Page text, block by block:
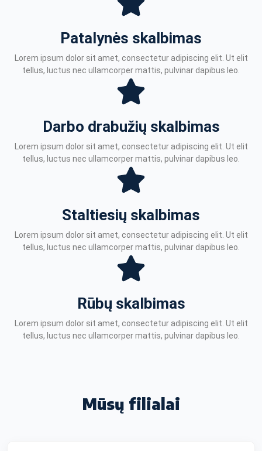
Patalynės skalbimas
Lorem ipsum dolor sit amet, consectetur adipiscing elit. Ut elit
tellus, luctus nec ullamcorper mattis, pulvinar dapibus leo.
Darbo drabužių skalbimas
Lorem ipsum dolor sit amet, consectetur adipiscing elit. Ut elit
tellus, luctus nec ullamcorper mattis, pulvinar dapibus leo.
Staltiesių skalbimas
Lorem ipsum dolor sit amet, consectetur adipiscing elit. Ut elit
tellus, luctus nec ullamcorper mattis, pulvinar dapibus leo.
Rūbų skalbimas
Lorem ipsum dolor sit amet, consectetur adipiscing elit. Ut elit
tellus, luctus nec ullamcorper mattis, pulvinar dapibus leo.
Mūsų filialai